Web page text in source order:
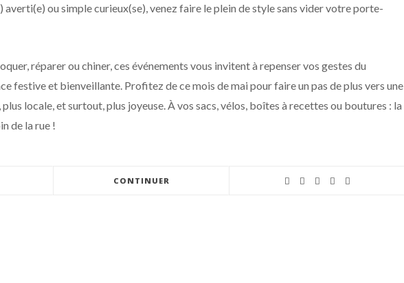
averti(e) ou simple curieux(se), venez faire le plein de style sans vider votre porte-
réparer ou chiner, ces événements vous invitent à repenser vos gestes du
festive et bienveillante. Profitez de ce mois de mai pour faire un pas de plus vers une
locale, et surtout, plus joyeuse. À vos sacs, vélos, boîtes à recettes ou boutures : la
de la rue !
CONTINUER